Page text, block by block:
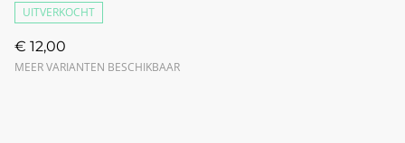
UITVERKOCHT
€ 12,00
MEER VARIANTEN BESCHIKBAAR